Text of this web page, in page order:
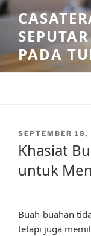
Skip
to
content
PADA
POSTED
ON
SEPTEMBER
Khasiat
untuk
Buah-buahan
tetapi juga